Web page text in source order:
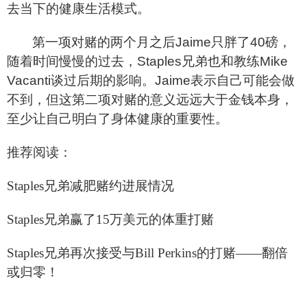
去当下的健康生活模式。
第一项对赌的两个月之后Jaime只胖了40磅，
随着时间慢慢的过去，Staples兄弟也和教练Mike
Vacanti谈过后期的影响。Jaime表示自己可能会做
不到，但这第二项对赌的意义远远大于金钱本身，
至少让自己明白了身体健康的重要性。
推荐阅读：
Staples兄弟减肥赌约进展情况
Staples兄弟赢了15万美元的体重打赌
Staples兄弟再次接受与Bill Perkins的打赌——翻倍
或归零！